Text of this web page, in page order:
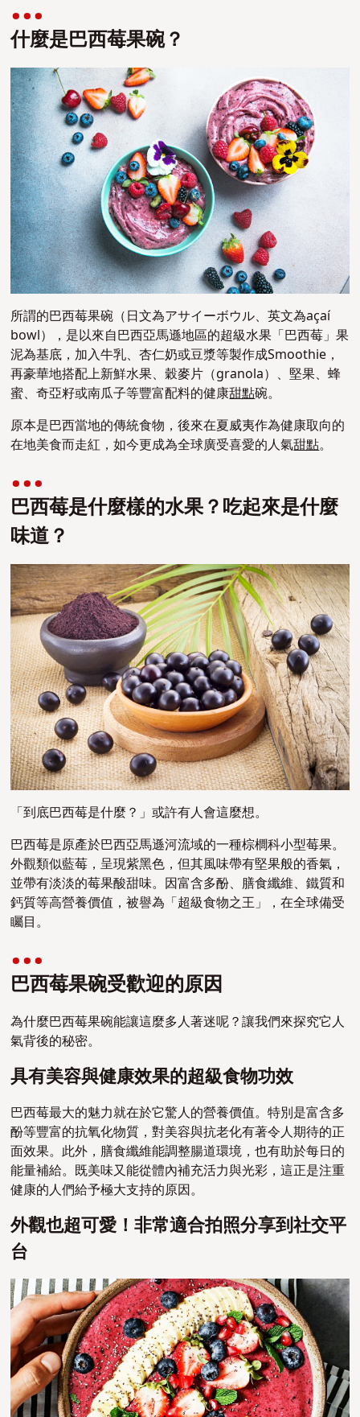
什麼是巴西莓果碗？
所謂的巴西莓果碗（日文為アサイーボウル、英文為açaí
bowl），是以來自巴西亞馬遜地區的超級水果「巴西莓」果
泥為基底，加入牛乳、杏仁奶或豆漿等製作成Smoothie，
再豪華地搭配上新鮮水果、穀麥片（granola）、堅果、蜂
蜜、奇亞籽或南瓜子等豐富配料的健康甜點碗。
原本是巴西當地的傳統食物，後來在夏威夷作為健康取向的
在地美食而走紅，如今更成為全球廣受喜愛的人氣甜點。
巴西莓是什麼樣的水果？吃起來是什麼
味道？
「到底巴西莓是什麼？」或許有人會這麼想。
巴西莓是原產於巴西亞馬遜河流域的一種棕櫚科小型莓果。
外觀類似藍莓，呈現紫黑色，但其風味帶有堅果般的香氣，
並帶有淡淡的莓果酸甜味。因富含多酚、膳食纖維、鐵質和
鈣質等高營養價值，被譽為「超級食物之王」，在全球備受
矚目。
巴西莓果碗受歡迎的原因
為什麼巴西莓果碗能讓這麼多人著迷呢？讓我們來探究它人
氣背後的秘密。
具有美容與健康效果的超級食物功效
巴西莓最大的魅力就在於它驚人的營養價值。特別是富含多
酚等豐富的抗氧化物質，對美容與抗老化有著令人期待的正
面效果。此外，膳食纖維能調整腸道環境，也有助於每日的
能量補給。既美味又能從體內補充活力與光彩，這正是注重
健康的人們給予極大支持的原因。
外觀也超可愛！非常適合拍照分享到社交平
台